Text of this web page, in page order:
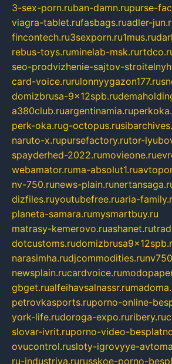
3-sex-porn.ruban-damn.rupurse-
viagra-tablet.rufasbags.ruadler-
fincontech.ru3sexporn.ru1mus.ru
rebus-toys.ruminelab-msk.ru
seo-prodvizhenie-sajtov-
card-voice.rurulonnyygazon177.ru
domizbrusa-9x12spb.ru
a380club.ruargentinamia.ru
perk-oka.rug-octopus.ru
naruto-x.rupursefactory.rutor-
spayderhed-2022.rumovieone.ru
webamator.ruma-absolut1.ru
nv-750.runews-plain.ru
dizfiles.ruyoutubefree.ruaria-
planeta-samara.rumysmartbuy.ru
matrasy-kemerovo.ruashanet.ru
dotcustoms.ru
narasimha.rudjcommodities.ru
newsplain.rucardvoice.ru
gbget.rualfeihavsalnassr.ru
petrovkasports.ruporno-online-
york-life.rudoroga-expo.ruribery.ru
slovar-ivrit.ruporno-video-
ovucontrol.rusloty-igrovyye-
ru-industriya.rurusskoe-porno-